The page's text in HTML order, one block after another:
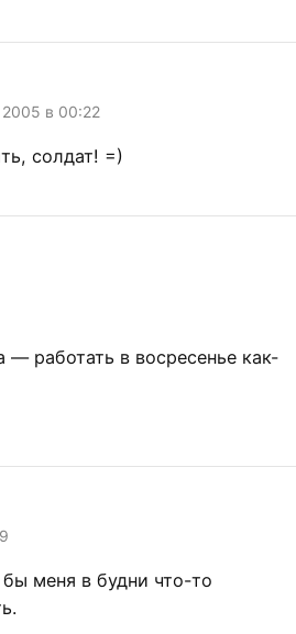
в 00:22
солдат! =)
— работать в восресенье как-
меня в будни что-то